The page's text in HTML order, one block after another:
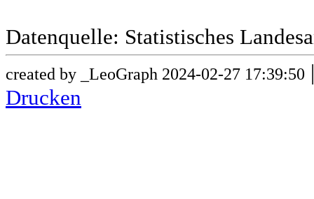
Datenquelle: Statistisches
created by _LeoGraph 2024-02-27 17:39:50
Drucken